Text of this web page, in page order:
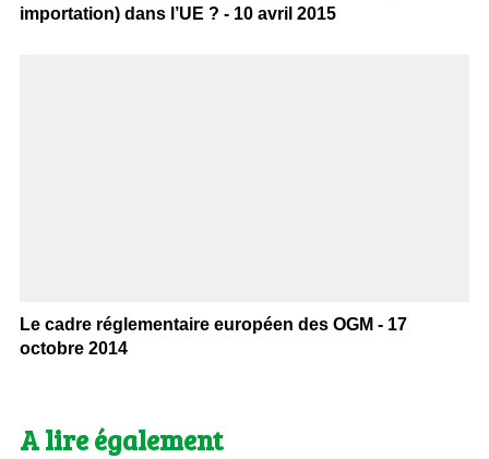
importation) dans l’UE ? - 10 avril 2015
Le cadre réglementaire européen des OGM - 17
octobre 2014
A lire également